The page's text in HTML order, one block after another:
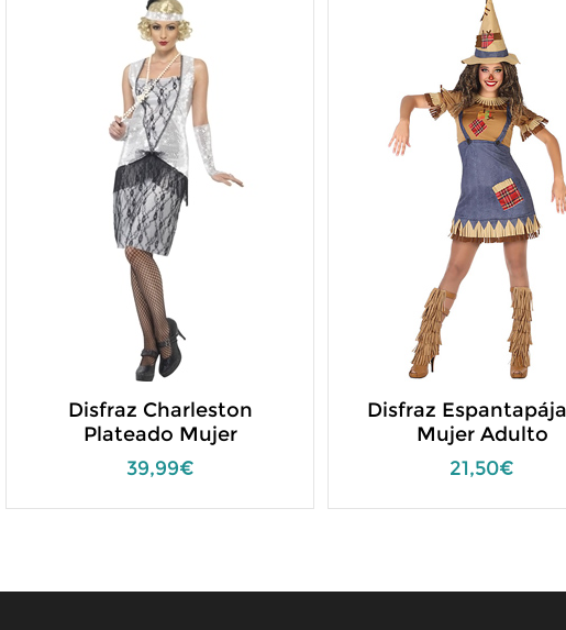
Disfraz Charleston
Plateado Mujer
39,99€
Disfraz
Mujer Adulto
21,50€